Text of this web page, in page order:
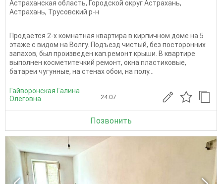
Астраханская область, Городской округ Астрахань,
Астрахань, Трусовский р-н
Продается 2-х комнатная квартира в кирпичном доме на 5
этаже с видом на Волгу. Подъезд чистый, без посторонних
запахов, был произведен кап.ремонт крыши. В квартире
выполнен косметитечкий ремонт, окна пластиковые,
батареи чугунные, на стенах обои, на полу...
Гайворонская Галина
Олеговна
24.07
Позвонить